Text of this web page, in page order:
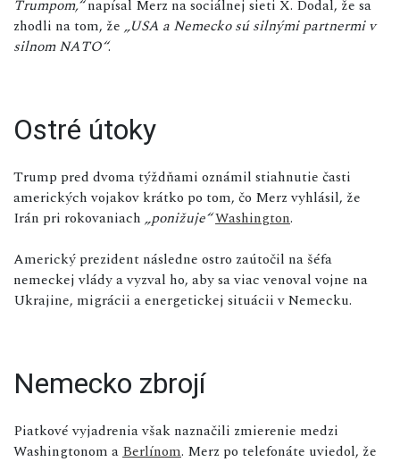
Trumpom,“napísal Merz na sociálnej sieti X. Dodal, že sa
zhodli na tom, že „USA a Nemecko sú silnými partnermi v
silnom NATO“.
Ostré útoky
Trump pred dvoma týždňami oznámil stiahnutie časti
amerických vojakov krátko po tom, čo Merz vyhlásil, že
Irán pri rokovaniach „ponižuje“Washington.
Americký prezident následne ostro zaútočil na šéfa
nemeckej vlády a vyzval ho, aby sa viac venoval vojne na
Ukrajine, migrácii a energetickej situácii v Nemecku.
Nemecko zbrojí
Piatkové vyjadrenia však naznačili zmierenie medzi
Washingtonom a Berlínom. Merz po telefonáte uviedol, že